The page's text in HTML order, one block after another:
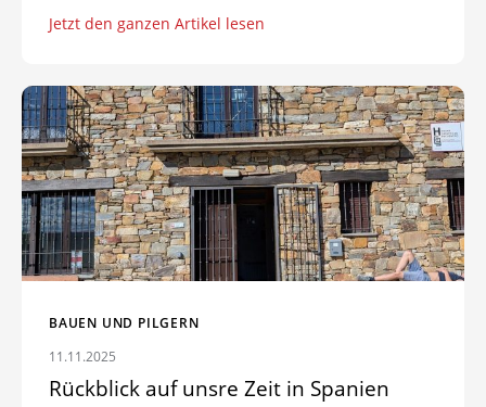
Jetzt den ganzen Artikel lesen
Zum Artikel: Rückblick auf unsre Zeit in Spanien
BAUEN UND PILGERN
11.11.2025
Rückblick auf unsre Zeit in Spanien